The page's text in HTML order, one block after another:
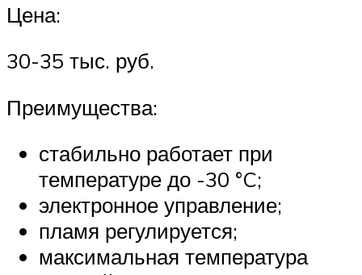
Цена:
30-35 тыс. руб.
Преимущества:
стабильно работает при
температуре до -30 °C;
электронное управление;
пламя регулируется;
максимальная температура